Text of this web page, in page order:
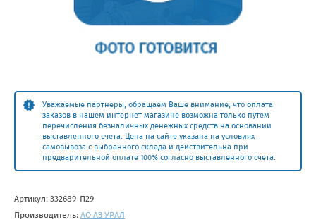
Уважаемые партнеры, обращаем Ваше внимание, что оплата
заказов в нашем интернет магазине возможна только путем
перечисления безналичных денежных средств на основании
выставленного счета. Цена на сайте указана на условиях
самовывоза с выбранного склада и действительна при
предварительной оплате 100% согласно выставленного счета.
Артикул: 332689-П29
Производитель: АО АЗ УРАЛ